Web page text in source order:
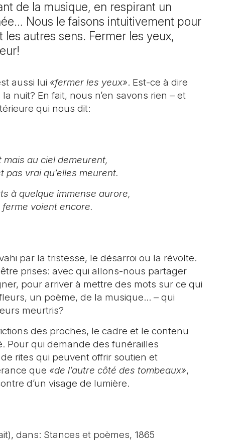
Pardon et réconciliation
Onction des malades
Renan BE, Sonceboz-Sombeval, Sonvilier, St-Imier, Villeret
St-Michel – Tramelan
Les Reussilles, Mont-Tramelan, Tramelan
de la musique, en respirant un
Nous le faisons intuitivement pour
autres sens. Fermer les yeux,
aussi lui «fermer les yeux». Est-ce à dire
nuit? En fait, nous n’en savons rien – et
qui nous dit:
au ciel demeurent,
pas vrai qu’elles meurent.
à quelque immense aurore,
ferme voient encore.
par la tristesse, le désarroi ou la révolte.
prises: avec qui allons-nous partager
pour arriver à mettre des mots sur ce qui
un poème, de la musique… – qui
meurtris?
des proches, le cadre et le contenu
Pour qui demande des funérailles
rites qui peuvent offrir soutien et
que «de l’autre côté des tombeaux»,
d’un visage de lumière.
dans: Stances et poèmes, 1865